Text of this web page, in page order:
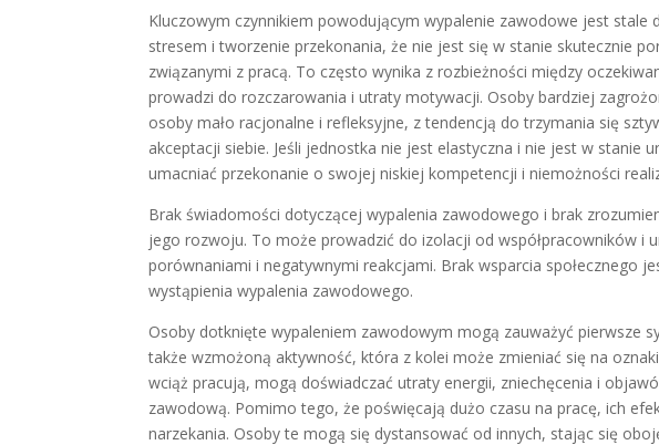
Kluczowym czynnikiem powodującym wypalenie zawodowe jest stale
stresem i tworzenie przekonania, że nie jest się w stanie skutecznie
związanymi z pracą. To często wynika z rozbieżności między
prowadzi do rozczarowania i utraty motywacji. Osoby bardziej
osoby mało racjonalne i refleksyjne, z tendencją do trzymania się
akceptacji siebie. Jeśli jednostka nie jest elastyczna i nie jest w stanie
umacniać przekonanie o swojej niskiej kompetencji i niemożności
Brak świadomości dotyczącej wypalenia zawodowego i brak
jego rozwoju. To może prowadzić do izolacji od współpracowników i
porównaniami i negatywnymi reakcjami. Brak wsparcia społecznego
wystąpienia wypalenia zawodowego.
Osoby dotknięte wypaleniem zawodowym mogą zauważyć pierwsze
także wzmożoną aktywność, która z kolei może zmieniać się na
wciąż pracują, mogą doświadczać utraty energii, zniechęcenia i
zawodową. Pomimo tego, że poświęcają dużo czasu na pracę, ich
narzekania. Osoby te mogą się dystansować od innych, stając się